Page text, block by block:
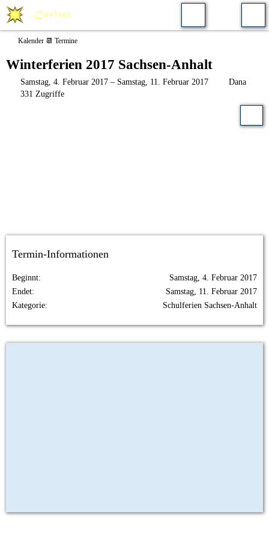
Kalender 📆 Termine
Winterferien 2017 Sachsen-Anhalt
Samstag, 4. Februar 2017 – Samstag, 11. Februar 2017
Dana
331 Zugriffe
Termin-Informationen
Beginnt
Samstag, 4. Februar 2017
Endet
Samstag, 11. Februar 2017
Kategorie
Schulferien Sachsen-Anhalt